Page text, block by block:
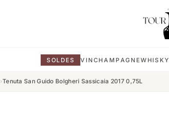
SOLDES VIN CHAMPAGNEWHISKY
›Tenuta San Guido Bolgheri Sassicaia 2017 0,75L